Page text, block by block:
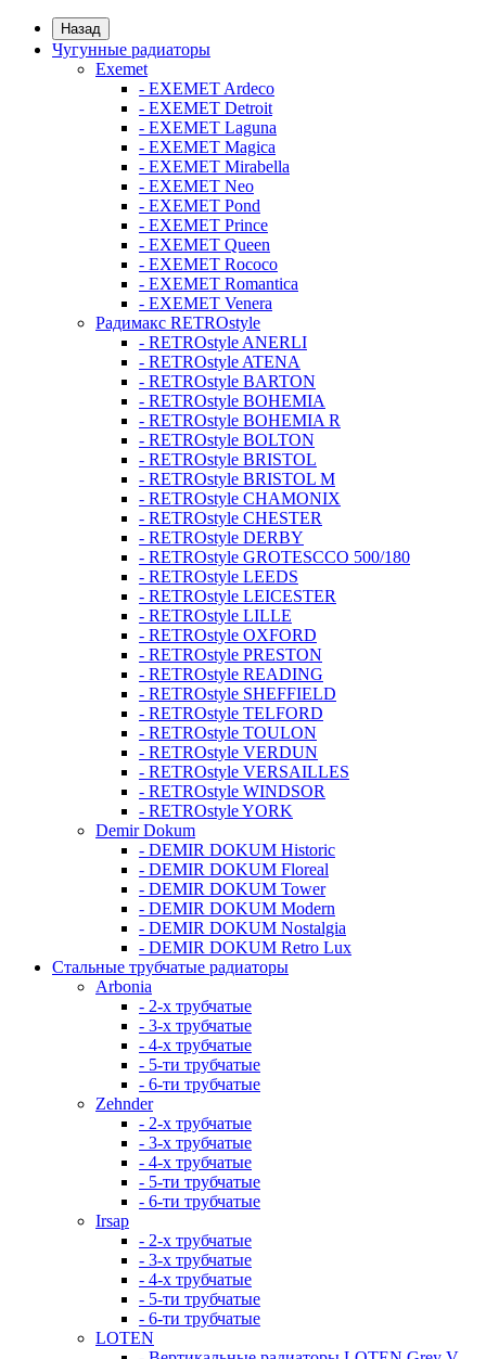
Назад
Чугунные радиаторы
Exemet
- EXEMET Ardeco
- EXEMET Detroit
- EXEMET Laguna
- EXEMET Magica
- EXEMET Mirabella
- EXEMET Neo
- EXEMET Pond
- EXEMET Prince
- EXEMET Queen
- EXEMET Rococo
- EXEMET Romantica
- EXEMET Venera
Радимакс RETROstyle
- RETROstyle ANERLI
- RETROstyle ATENA
- RETROstyle BARTON
- RETROstyle BOHEMIA
- RETROstyle BOHEMIA R
- RETROstyle BOLTON
- RETROstyle BRISTOL
- RETROstyle BRISTOL M
- RETROstyle CHAMONIX
- RETROstyle CHESTER
- RETROstyle DERBY
- RETROstyle GROTESCCO 500/180
- RETROstyle LEEDS
- RETROstyle LEICESTER
- RETROstyle LILLE
- RETROstyle OXFORD
- RETROstyle PRESTON
- RETROstyle READING
- RETROstyle SHEFFIELD
- RETROstyle TELFORD
- RETROstyle TOULON
- RETROstyle VERDUN
- RETROstyle VERSAILLES
- RETROstyle WINDSOR
- RETROstyle YORK
Demir Dokum
- DEMIR DOKUM Historic
- DEMIR DOKUM Floreal
- DEMIR DOKUM Tower
- DEMIR DOKUM Modern
- DEMIR DOKUM Nostalgia
- DEMIR DOKUM Retro Lux
Стальные трубчатые радиаторы
Arbonia
- 2-х трубчатые
- 3-х трубчатые
- 4-х трубчатые
- 5-ти трубчатые
- 6-ти трубчатые
Zehnder
- 2-х трубчатые
- 3-х трубчатые
- 4-х трубчатые
- 5-ти трубчатые
- 6-ти трубчатые
Irsap
- 2-х трубчатые
- 3-х трубчатые
- 4-х трубчатые
- 5-ти трубчатые
- 6-ти трубчатые
LOTEN